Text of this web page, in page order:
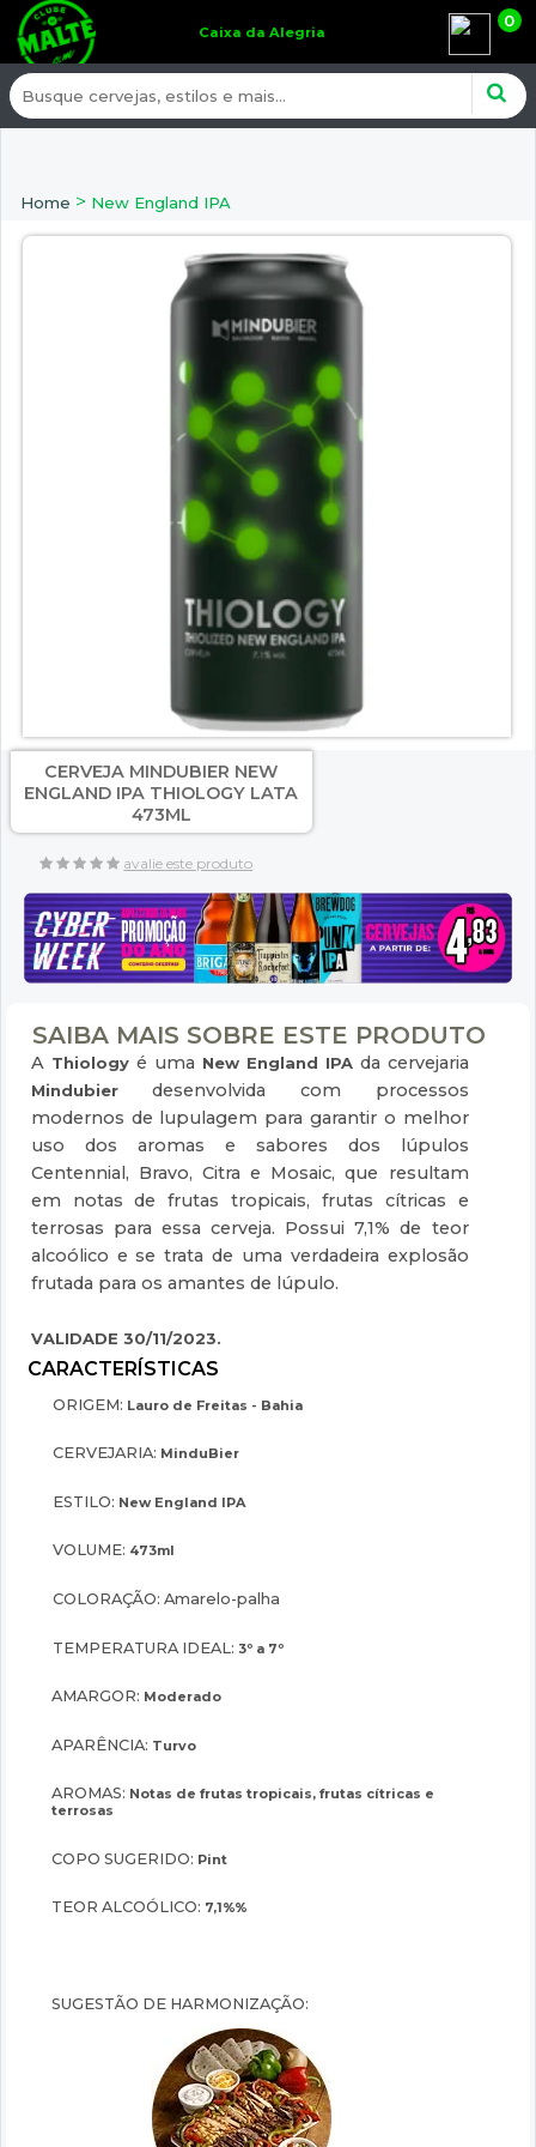
Caixa da Alegria
0
Home > New England IPA
CERVEJA MINDUBIER NEW
ENGLAND IPA THIOLOGY LATA
473ML
avalie este produto
SAIBA MAIS SOBRE ESTE PRODUTO
A Thiologyé uma New England IPAda cervejaria
Mindubierdesenvolvida com processos
modernos de lupulagem para garantir o melhor
uso dos aromas e sabores dos lúpulos
Centennial, Bravo, Citra e Mosaic, que resultam
em notas de frutas tropicais, frutas cítricas e
terrosas para essa cerveja. Possui 7,1% de teor
alcoólico e se trata de uma verdadeira explosão
frutada para os amantes de lúpulo.
VALIDADE 30/11/2023.
ORIGEM: Lauro de Freitas - Bahia
CERVEJARIA: MinduBier
ESTILO: New England IPA
VOLUME: 473ml
COLORAÇÃO: Amarelo-palha
TEMPERATURA IDEAL: 3º a 7º
AMARGOR: Moderado
APARÊNCIA: Turvo
AROMAS: Notas de frutas tropicais, frutas cítricas e
terrosas
COPO SUGERIDO: Pint
TEOR ALCOÓLICO: 7,1%%
SUGESTÃO DE HARMONIZAÇÃO: